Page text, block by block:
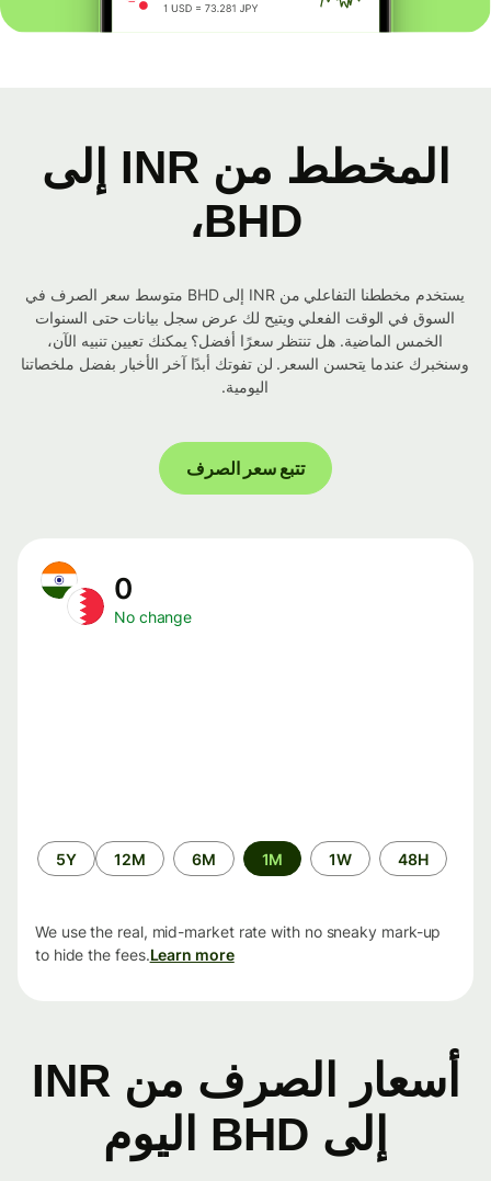
المخطط من INR إلى
BHD،
يستخدم مخططنا التفاعلي من INR إلى BHD متوسط ​​سعر الصرف في
السوق في الوقت الفعلي ويتيح لك عرض سجل بيانات حتى السنوات
الخمس الماضية. هل تنتظر سعرًا أفضل؟ يمكنك تعيين تنبيه الآن،
وسنخبرك عندما يتحسن السعر. لن تفوتك أبدًا آخر الأخبار بفضل ملخصاتنا
اليومية.
تتبع سعر الصرف
No change
الفترة
الزمنية
48H
1W
1M
6M
12M
5Y
We use the real, mid-market rate with no sneaky mark-up
to hide the fees.Learn more
أسعار الصرف من INR
إلى BHD اليوم